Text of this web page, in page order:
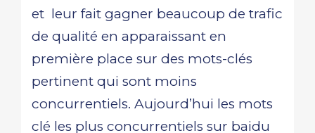
et leur fait gagner beaucoup de trafic
de qualité en apparaissant en
première place sur des mots-clés
pertinent qui sont moins
concurrentiels. Aujourd’hui les mots
clé les plus concurrentiels sur baidu